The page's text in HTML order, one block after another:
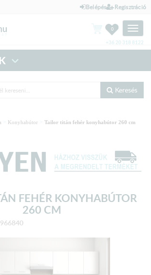
Belépés Regisztráció
Toggle
0
+36 20 318 8122
Keresés
Konyhabútor Tailor titán fehér konyhabútor 260 cm
FEHÉR KONYHABÚTOR
260 CM